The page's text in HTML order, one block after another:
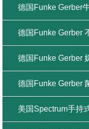
德国Funke Gerber
德国Funke Gerber
德国Funke Gerber
度计
德国Funke Gerber
美国Spectrum手持